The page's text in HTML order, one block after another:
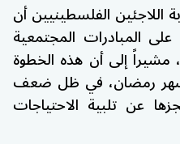
اللاجئين الفلسطينيين أن
المبادرات المجتمعية
مشيراً إلى أن هذه الخطوة
شهر رمضان، في ظل ضعف
عن تلبية الاحتياجات